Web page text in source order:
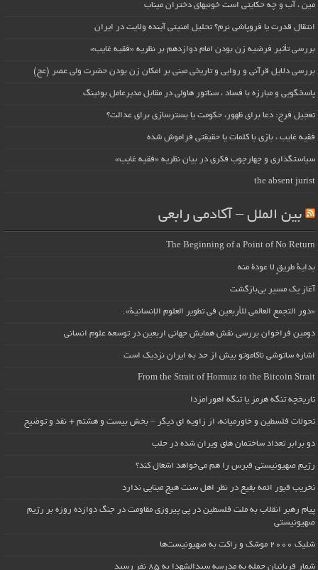
مین ، آب و چه حکایتی است خونبهای دختران میناب
انتقال قدرت یا فروپاشی نرم؟ تحلیل امنیتی آینده ولایت در ایران
بررسی تأثیر فرضیه زن بودن امام دوازدهم بر نظریه «فقیه غایب»
بررسی دلایل قرآنی و روایی و تاریخی مبنی بر امکان زن بودن حضرت ولی عصر (عج)
پاسخگویی و مبارزه با فساد ، سناتور هاولی در مقابل مدیرعامل بوئینگ
تعجیل فرج: دعا برای ظهور، حکومت یا بسترسازی برای عدالت؟
فقیه غایب ، بازی با کلمات یا حقیقتی فراموش شده
سیاستگذاری و چهارچوب فکری در بیان نظریه «فقیه غایب»
the absent jurist
بین الملل – آکادمی رابعی
The Beginning of a Point of No Return
بداية طريقٍ لا عودة منه
آغاز یک مسیر بی‌بازگشت
«دور التجمع العالمي للأربعين في تطوير العلوم الإنسانية».
دومین فراخوان بررسی نقش همایش جهانی اربعین در توسعه علوم انسانی
اشاره ساتوشی ناکاموتو بیش از حد به ایران نزدیک است
From the Strait of Hormuz to the Bitcoin Strait
تاریخچه تنگه هرمز یا تنگه اهورامزدا
تحولات فلسطین و خاورمیانه، از زاویه ای دیگر – بخش بیست و هشتم + نقد و توضیح
دو برابر تعداد ساختمان های ویران شده در حلب
رژیم صهیونیستی قبرس را هم می‌خواهد اشغال کند؟
تخریب قبور ائمه بقیع در نظر اهل سنت هیچ مبنایی ندارد
پیام رهبر انقلاب به ملت فلسطین در پی پیروزی مقاومت در جنگ دوازده روزه بر رژیم
صهیونیستی
شلیک ۲۰۰۰ موشک و راکت به صهیونیست‌ها
شمار قربانیان حمله به مدرسه سیدالشهدا به ۸۵ نفر رسید